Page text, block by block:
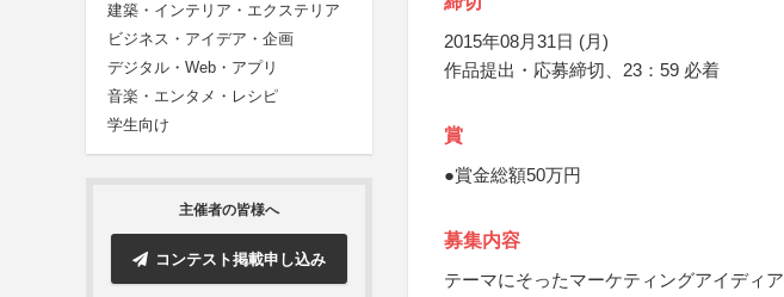
建築・インテリア・エクステリア
ビジネス・アイデア・企画
デジタル・Web・アプリ
音楽・エンタメ・レシピ
学生向け
主催者の皆様へ
コンテスト掲載申し込み
2015年08月31日 (月)
作品提出・応募締切、23：59 必着
賞
●賞金総額50万円
募集内容
テーマにそったマーケティングアイディア